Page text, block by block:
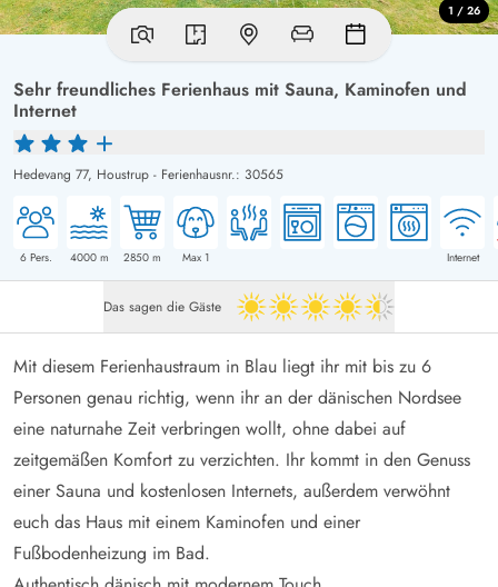
Sehr freundliches Ferienhaus mit Sauna, Kaminofen und
Internet
Hedevang 77, Houstrup - Ferienhausnr.: 30565
6Pers. 4000m 2850 m Max 1 Internet
1 / 26
Das sagen die Gäste 4.5 von 5
Mit diesem Ferienhaustraum in Blau liegt ihr mit bis zu 6
Personen genau richtig, wenn ihr an der dänischen Nordsee
eine naturnahe Zeit verbringen wollt, ohne dabei auf
zeitgemäßen Komfort zu verzichten. Ihr kommt in den Genuss
einer Sauna und kostenlosen Internets, außerdem verwöhnt
euch das Haus mit einem Kaminofen und einer
Fußbodenheizung im Bad.